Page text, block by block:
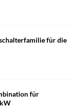
für die
für